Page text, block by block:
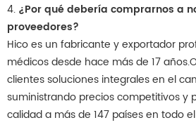
4. ¿Por qué debería comprarnos a
proveedores?
Hico es un fabricante y exportador
médicos desde hace más de 17
clientes soluciones integrales en el
suministrando precios competitivos y
calidad a más de 147 países en todo